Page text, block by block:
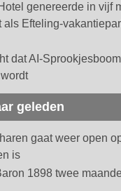
genereerde in vijf
als Efteling-
dat AI-
geleden
gaat weer open
is
1898 twee